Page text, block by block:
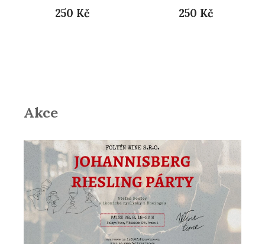
250 Kč 250 Kč
Akce